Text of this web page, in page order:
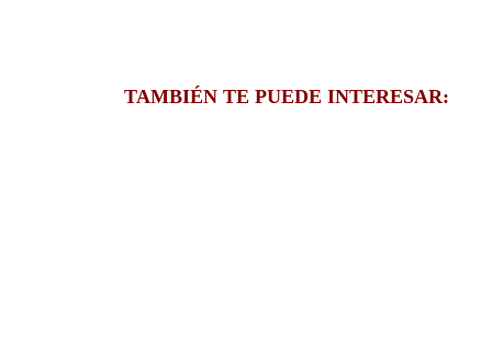
TAMBIÉN TE PUEDE INTERESAR: